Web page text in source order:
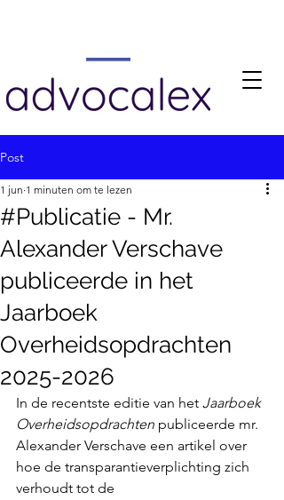
Post
#Publicatie - Mr.
Alexander Verschave
publiceerde in het
Jaarboek
Overheidsopdrachten
2025-2026
1 jun 1 minuten om te lezen
In de recentste editie van het Jaarboek
Overheidsopdrachten publiceerde mr.
Alexander Verschave een artikel over
hoe de transparantieverplichting zich
verhoudt tot de